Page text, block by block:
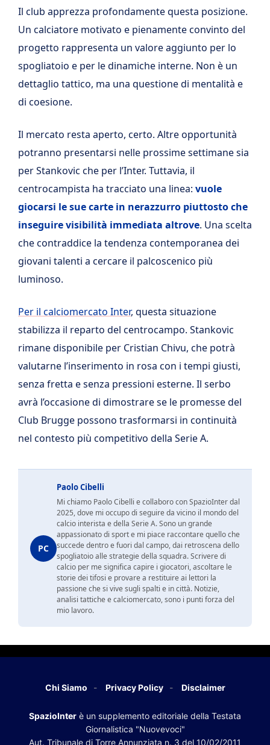
Il club apprezza profondamente questa posizione.
Un calciatore motivato e pienamente convinto del
progetto rappresenta un valore aggiunto per lo
spogliatoio e per le dinamiche interne. Non è un
dettaglio tattico, ma una questione di mentalità e
di coesione.
Il mercato resta aperto, certo. Altre opportunità
potranno presentarsi nelle prossime settimane sia
per Stankovic che per l’Inter. Tuttavia, il
centrocampista ha tracciato una linea: vuole
giocarsi le sue carte in nerazzurro piuttosto che
inseguire visibilità immediata altrove. Una scelta
che contraddice la tendenza contemporanea dei
giovani talenti a cercare il palcoscenico più
luminoso.
Per il calciomercato Inter, questa situazione
stabilizza il reparto del centrocampo. Stankovic
rimane disponibile per Cristian Chivu, che potrà
valutarne l’inserimento in rosa con i tempi giusti,
senza fretta e senza pressioni esterne. Il serbo
avrà l’occasione di dimostrare se le promesse del
Club Brugge possono trasformarsi in continuità
nel contesto più competitivo della Serie A.
PC
Paolo Cibelli
Mi chiamo Paolo Cibelli e collaboro con SpazioInter dal
2025, dove mi occupo di seguire da vicino il mondo del
calcio interista e della Serie A. Sono un grande
appassionato di sport e mi piace raccontare quello che
succede dentro e fuori dal campo, dai retroscena dello
spogliatoio alle strategie della squadra. Scrivere di
calcio per me significa capire i giocatori, ascoltare le
storie dei tifosi e provare a restituire ai lettori la
passione che si vive sugli spalti e in città. Notizie,
analisi tattiche e calciomercato, sono i punti forza del
mio lavoro.
Chi Siamo Privacy Policy Disclaimer
SpazioInter è un supplemento editoriale della Testata
Giornalistica "Nuovevoci"
Aut. Tribunale di Torre Annunziata n. 3 del 10/02/2011